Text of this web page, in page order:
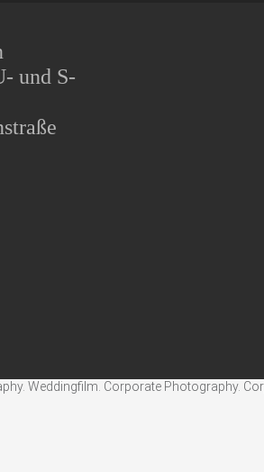
und S-
Weddingfilm. Corporate Photography.